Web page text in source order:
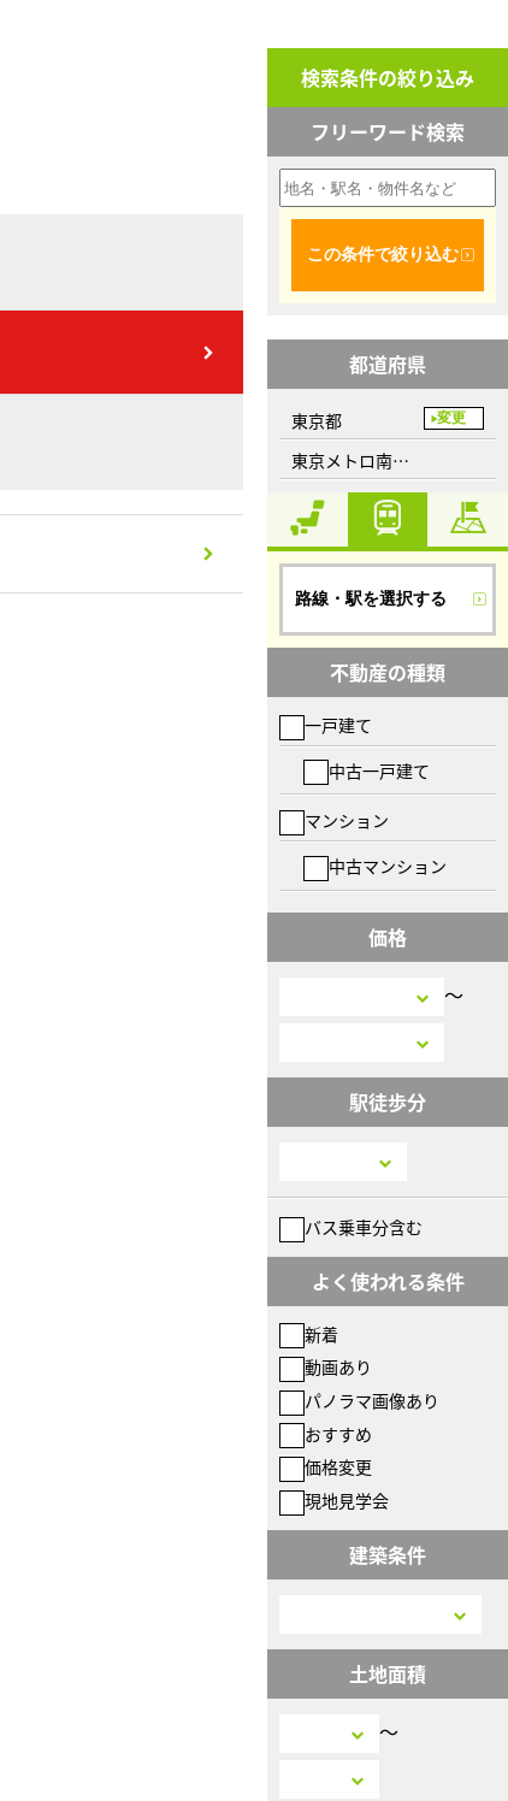
検索条件の絞り込み
フリーワード検索
この条件で絞り込む
都道府県
東京都 変更
東京メトロ南北線、目黒駅
路線・駅を選択する
不動産の種類
一戸建て
中古一戸建て
マンション
中古マンション
価格
〜
駅徒歩分
バス乗車分含む
よく使われる条件
新着
動画あり
パノラマ画像あり
おすすめ
価格変更
現地見学会
建築条件
土地面積
〜